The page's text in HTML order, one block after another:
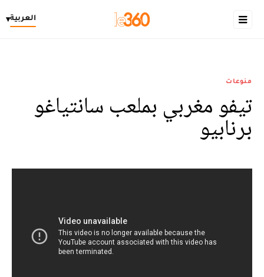
العربية▾
منوعات
تيفو مغربي بملعب سانتياغو
برنابيو